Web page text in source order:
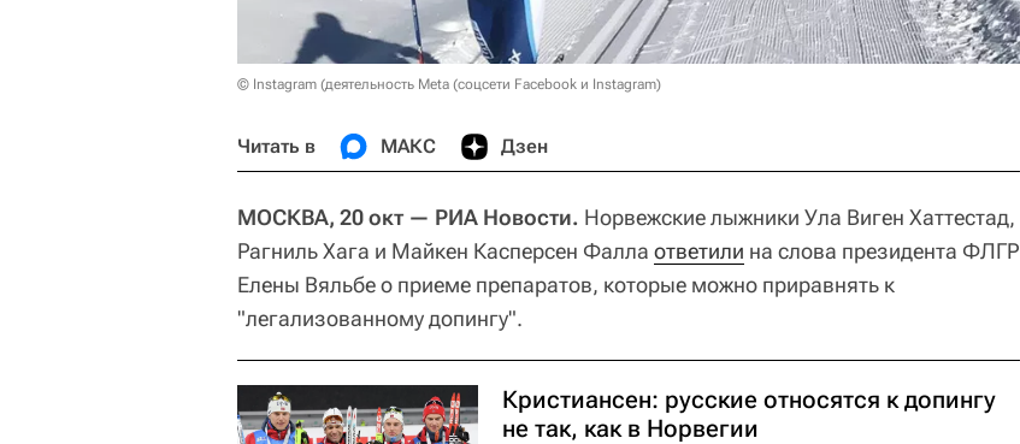
© Instagram (деятельность Meta (соцсети Facebook и Instagram)
Читать в МАКС Дзен
МОСКВА, 20 окт — РИА Новости. Норвежские лыжники Ула Виген Хаттестад,
Рагниль Хага и Майкен Касперсен Фалла ответили на слова президента ФЛГР
Елены Вяльбе о приеме препаратов, которые можно приравнять к
"легализованному допингу".
Кристиансен: русские относятся к допингу
не так, как в Норвегии